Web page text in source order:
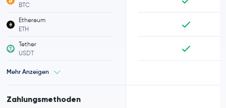
BTC
Ethereum
ETH
Tether
USDT
Mehr Anzeigen
Zahlungsmethoden